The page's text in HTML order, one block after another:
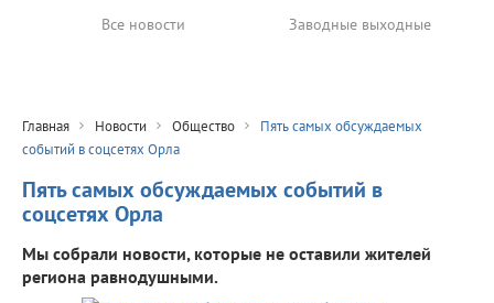
Все новости Заводные выходные
Главная Новости Общество
Пять самых обсуждаемых
событий в соцсетях Орла
Пять самых обсуждаемых событий в
соцсетях Орла
Мы собрали новости, которые не оставили жителей
региона равнодушными.